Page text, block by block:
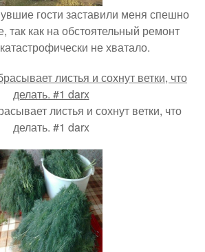
гости заставили меня спешно
так как на обстоятельный ремонт
не хватало.
листья и сохнут ветки, что
делать. #1 darx